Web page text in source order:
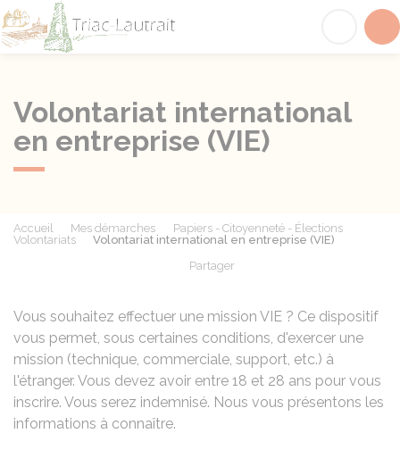
Volontariat international
en entreprise (VIE)
Accueil Mes démarches
Papiers - Citoyenneté - Élections
Volontariats
Volontariat international en entreprise (VIE)
Partager
Vous souhaitez effectuer une mission VIE ? Ce dispositif
vous permet, sous certaines conditions, d'exercer une
mission (technique, commerciale, support, etc.) à
l'étranger. Vous devez avoir entre 18 et 28 ans pour vous
inscrire. Vous serez indemnisé. Nous vous présentons les
informations à connaître.